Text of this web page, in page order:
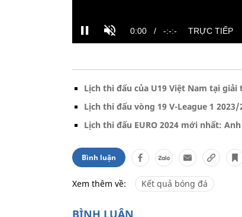
Lịch thi đấu của U19 Việt Nam tại
Lịch thi đấu vòng 19 V-League 1
Lịch thi đấu EURO 2024 mới nhất:
Bình luận
Xem thêm về: Kết quả bóng đá